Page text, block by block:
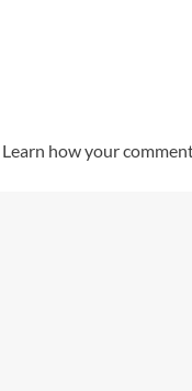
Learn how your